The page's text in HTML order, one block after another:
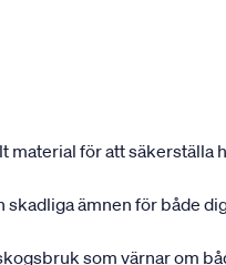
material för att säkerställa
skadliga ämnen för både
som värnar om